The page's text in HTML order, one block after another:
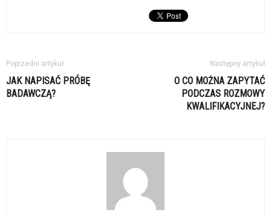
Poprzedni artykuł
JAK NAPISAĆ PRÓBĘ
BADAWCZĄ?
Następny artykuł
O CO MOŻNA ZAPYTAĆ
PODCZAS ROZMOWY
KWALIFIKACYJNEJ?